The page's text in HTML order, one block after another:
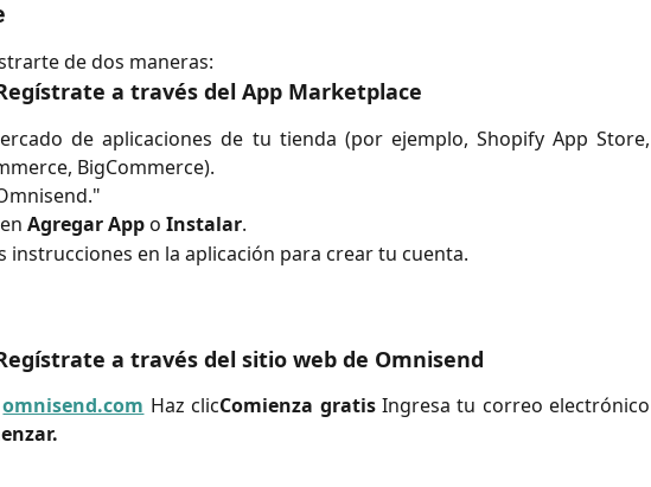
de dos maneras:
a través del App Marketplace
de aplicaciones de tu tienda (por ejemplo, Shopify App Store,
BigCommerce).
Agregar Appo Instalar.
instrucciones en la aplicación para crear tu cuenta.
a través del sitio web de Omnisend
omnisend.com Haz clicComienza gratisIngresa tu correo electrónico